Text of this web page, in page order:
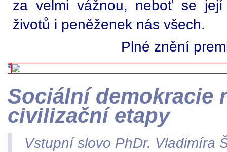
za velmi vážnou, neboť se její
životů i peněženek nás všech.
Plné znění
Sociální demokracie
civilizační etapy
Vstupní slovo PhDr. Vladimíra